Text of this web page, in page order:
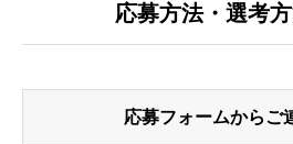
応募方法・選考
応募フォームからご